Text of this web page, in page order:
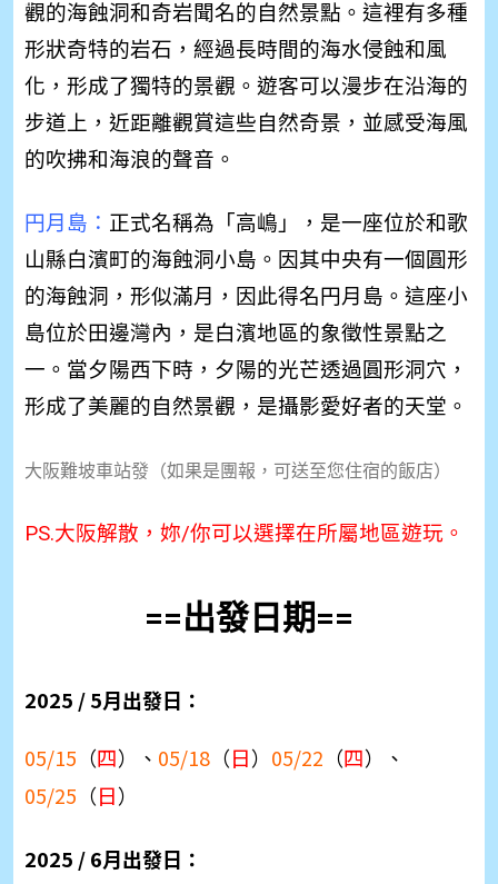
觀的海蝕洞和奇岩聞名的自然景點。這裡有多種
形狀奇特的岩石，經過長時間的海水侵蝕和風
化，形成了獨特的景觀。遊客可以漫步在沿海的
步道上，近距離觀賞這些自然奇景，並感受海風
的吹拂和海浪的聲音。
円月島： 正式名稱為「高嶋」，是一座位於和歌
山縣白濱町的海蝕洞小島。因其中央有一個圓形
的海蝕洞，形似滿月，因此得名円月島。這座小
島位於田邊灣內，是白濱地區的象徵性景點之
一。當夕陽西下時，夕陽的光芒透過圓形洞穴，
形成了美麗的自然景觀，是攝影愛好者的天堂。
大阪難坡車站發（如果是團報，可送至您住宿的飯店）
PS.大阪解散，妳/你可以選擇在所屬地區遊玩。
==出發日期==
2025 / 5月出發日：
05/15 （四）、 05/18 （日） 05/22 （四）、
05/25 （日）
2025 / 6月出發日：